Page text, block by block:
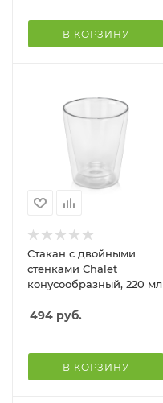
В КОРЗИНУ
Стакан с двойными
стенками Chalet
конусообразный, 220 мл
494 руб.
В КОРЗИНУ